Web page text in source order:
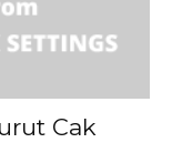
Cak